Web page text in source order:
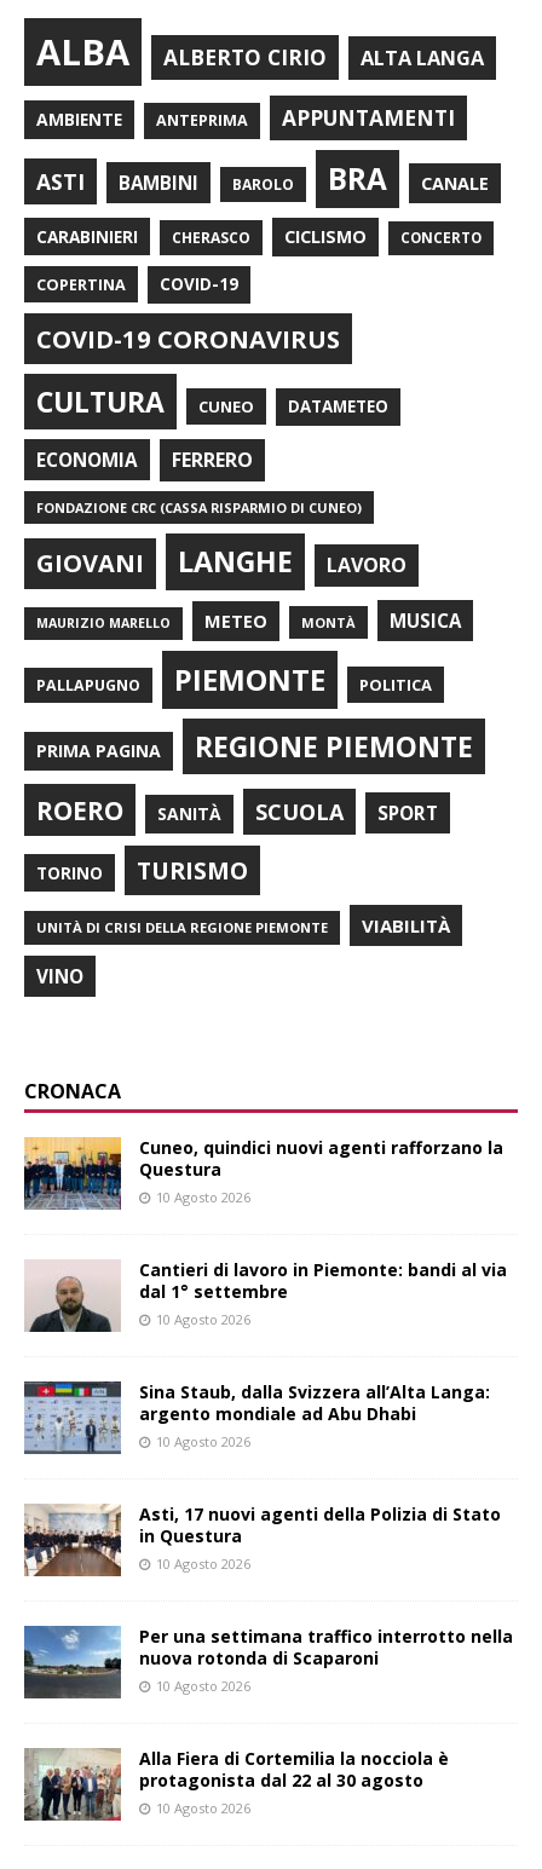
ALBA ALBERTO CIRIO ALTA LANGA
AMBIENTE ANTEPRIMA APPUNTAMENTI
ASTI BAMBINI BAROLO BRA CANALE
CARABINIERI CHERASCO CICLISMO CONCERTO
COPERTINA COVID-19
COVID-19 CORONAVIRUS
CULTURA CUNEO DATAMETEO
ECONOMIA FERRERO
FONDAZIONE CRC (CASSA RISPARMIO DI CUNEO)
GIOVANI LANGHE LAVORO
MAURIZIO MARELLO METEO MONTÀ MUSICA
PALLAPUGNO PIEMONTE POLITICA
PRIMA PAGINA REGIONE PIEMONTE
ROERO SANITÀ SCUOLA SPORT
TORINO TURISMO
UNITÀ DI CRISI DELLA REGIONE PIEMONTE VIABILITÀ
VINO
CRONACA
Cuneo, quindici nuovi agenti rafforzano la
Questura
10 Agosto 2026
Cantieri di lavoro in Piemonte: bandi al via
dal 1° settembre
10 Agosto 2026
Sina Staub, dalla Svizzera all’Alta Langa:
argento mondiale ad Abu Dhabi
10 Agosto 2026
Asti, 17 nuovi agenti della Polizia di Stato
in Questura
10 Agosto 2026
Per una settimana traffico interrotto nella
nuova rotonda di Scaparoni
10 Agosto 2026
Alla Fiera di Cortemilia la nocciola è
protagonista dal 22 al 30 agosto
10 Agosto 2026